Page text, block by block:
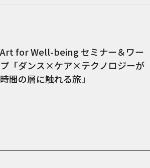
Art for Well-being セミナー＆ワー
「ダンス×ケア×テクノロジーが
間の層に触れる旅」